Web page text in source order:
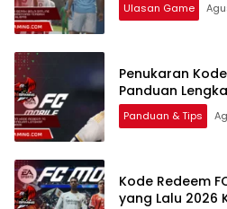
Ulasan Game
Penukaran
Panduan
Panduan & Tips
Kode Redeem
yang Lalu 2026